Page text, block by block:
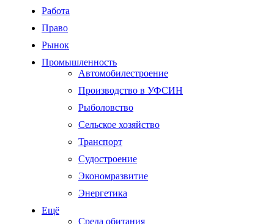
Работа
Право
Рынок
Промышленность
Автомобилестроение
Производство в УФСИН
Рыболовство
Сельское хозяйство
Транспорт
Судостроение
Экономразвитие
Энергетика
Ещё
Среда обитания